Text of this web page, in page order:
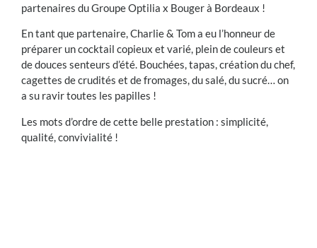
partenaires du Groupe Optilia x Bouger à Bordeaux !
En tant que partenaire, Charlie & Tom a eu l’honneur de
préparer un cocktail copieux et varié, plein de couleurs et
de douces senteurs d’été. Bouchées, tapas, création du chef,
cagettes de crudités et de fromages, du salé, du sucré… on
a su ravir toutes les papilles !
Les mots d’ordre de cette belle prestation : simplicité,
qualité, convivialité !